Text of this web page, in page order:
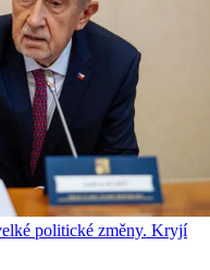
politické změny. Kryjí